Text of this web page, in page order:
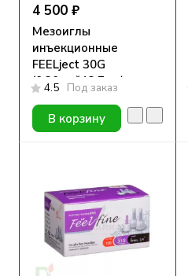
4 500 ₽
Мезоиглы
инъекционные
FEELject 30G
(0.30мм*12.7мм)
ультра тонкие, 100
шт.
4.5 Под заказ
В корзину